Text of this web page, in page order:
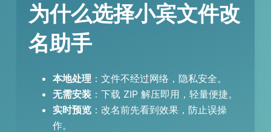
为什么选择小宾文件改
名助手
本地处理 ：文件不经过网络，隐私安全。
无需安装：下载 ZIP 解压即用，轻量便捷。
实时预览：改名前先看到效果，防止误操
作。